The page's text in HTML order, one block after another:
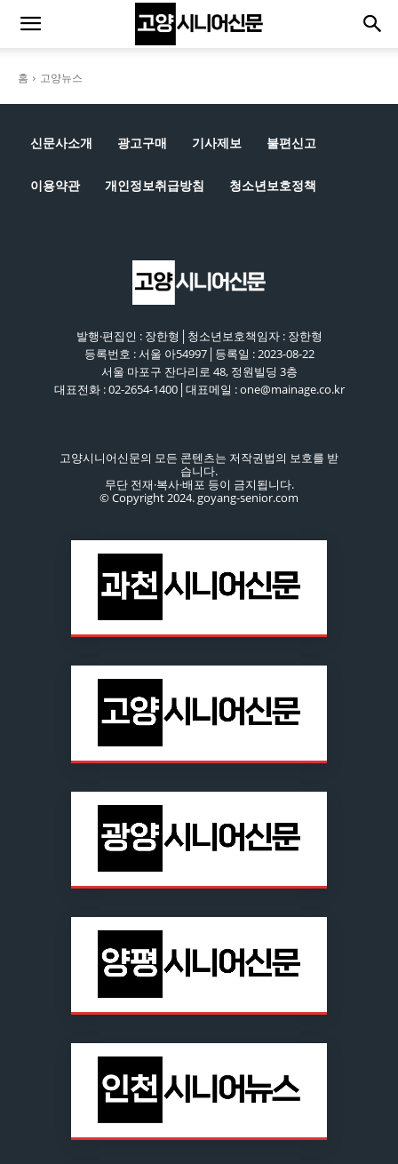
홈 고양뉴스
신문사소개 광고구매 기사제보 불편신고
이용약관 개인정보취급방침 청소년보호정책
발행·편집인 : 장한형│청소년보호책임자 : 장한형
등록번호 : 서울 아54997│등록일 : 2023-08-22
서울 마포구 잔다리로 48, 정원빌딩 3층
대표전화 : 02-2654-1400│대표메일 : one@mainage.co.kr
고양시니어신문의 모든 콘텐츠는 저작권법의 보호를 받
습니다.
무단 전재·복사·배포 등이 금지됩니다.
© Copyright 2024. goyang-senior.com